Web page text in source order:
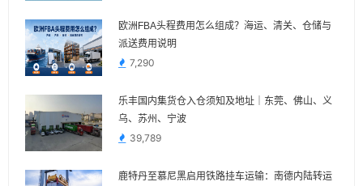
欧洲FBA头程费用怎么组成？海运、清关、仓储与
派送费用说明
7,290
乐丰国内集货仓入仓须知及地址｜东莞、佛山、义
乌、苏州、宁波
39,789
鹿特丹至慕尼黑启用铁路挂车运输：南德内陆转运